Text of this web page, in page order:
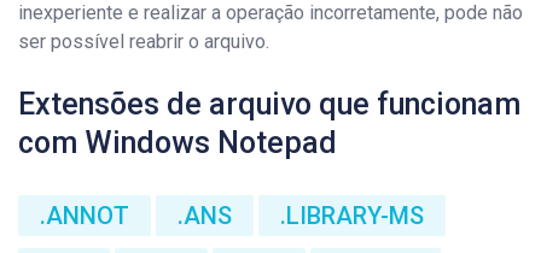
inexperiente e realizar a operação incorretamente, pode não
ser possível reabrir o arquivo.
Extensões de arquivo que funcionam
com Windows Notepad
.ANNOT .ANS
.LIBRARY-MS